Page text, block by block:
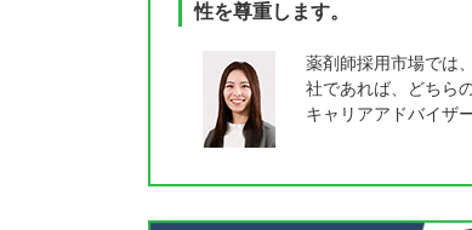
性を尊重します。
薬剤師採用市場では
社であれば、どちら
キャリアアドバイザ